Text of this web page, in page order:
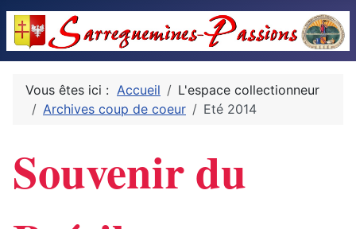
Vous êtes ici : Accueil
L'espace collectionneur
Archives coup de coeur
Eté 2014
Souvenir du